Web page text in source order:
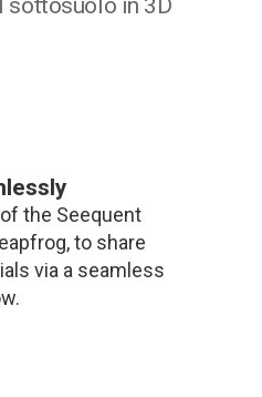
sottosuolo in 3D
the Seequent
to share
via a seamless